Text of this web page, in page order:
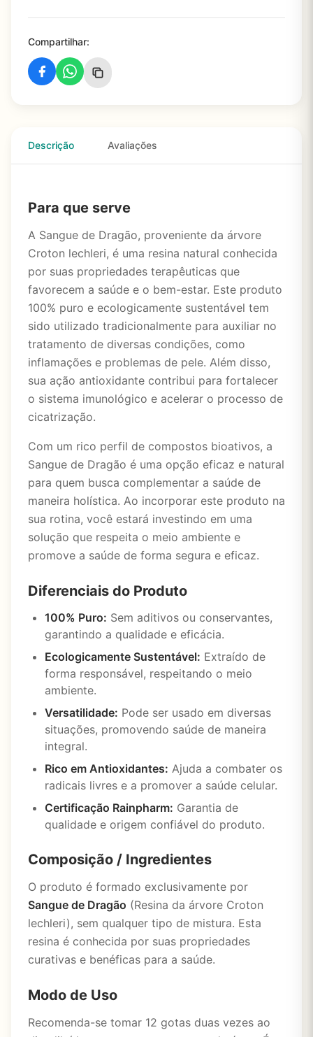
Compartilhar:
Descrição Avaliações
Para que serve
A Sangue de Dragão, proveniente da árvore
Croton lechleri, é uma resina natural conhecida
por suas propriedades terapêuticas que
favorecem a saúde e o bem-estar. Este produto
100% puro e ecologicamente sustentável tem
sido utilizado tradicionalmente para auxiliar no
tratamento de diversas condições, como
inflamações e problemas de pele. Além disso,
sua ação antioxidante contribui para fortalecer
o sistema imunológico e acelerar o processo de
cicatrização.
Com um rico perfil de compostos bioativos, a
Sangue de Dragão é uma opção eficaz e natural
para quem busca complementar a saúde de
maneira holística. Ao incorporar este produto na
sua rotina, você estará investindo em uma
solução que respeita o meio ambiente e
promove a saúde de forma segura e eficaz.
Diferenciais do Produto
100% Puro: Sem aditivos ou conservantes,
garantindo a qualidade e eficácia.
Ecologicamente Sustentável: Extraído de
forma responsável, respeitando o meio
ambiente.
Versatilidade: Pode ser usado em diversas
situações, promovendo saúde de maneira
integral.
Rico em Antioxidantes: Ajuda a combater os
radicais livres e a promover a saúde celular.
Certificação Rainpharm: Garantia de
qualidade e origem confiável do produto.
Composição / Ingredientes
O produto é formado exclusivamente por
Sangue de Dragão (Resina da árvore Croton
lechleri), sem qualquer tipo de mistura. Esta
resina é conhecida por suas propriedades
curativas e benéficas para a saúde.
Modo de Uso
Recomenda-se tomar 12 gotas duas vezes ao